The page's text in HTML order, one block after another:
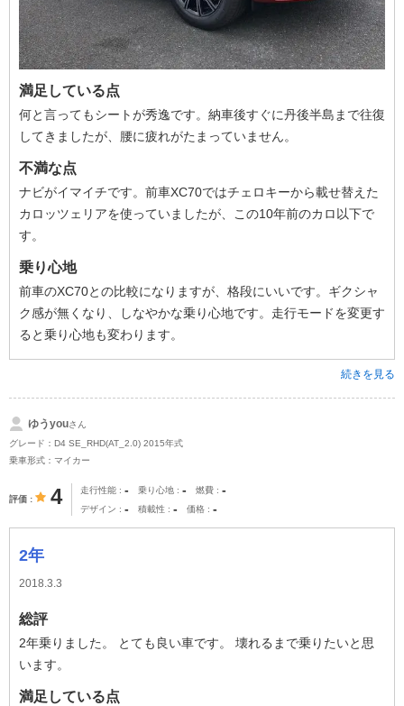
満足している点
何と言ってもシートが秀逸です。納車後すぐに丹後半島まで往復
してきましたが、腰に疲れがたまっていません。
不満な点
ナビがイマイチです。前車XC70ではチェロキーから載せ替えた
カロッツェリアを使っていましたが、この10年前のカロ以下で
す。
乗り心地
前車のXC70との比較になりますが、格段にいいです。ギクシャ
ク感が無くなり、しなやかな乗り心地です。走行モードを変更す
ると乗り心地も変わります。
続きを見る
ゆうyouさん
グレード：D4 SE_RHD(AT_2.0) 2015年式
乗車形式：マイカー
評価 4 走行性能 - 乗り心地 - 燃費 -
デザイン - 積載性 - 価格 -
2年
2018.3.3
総評
2年乗りました。 とても良い車です。 壊れるまで乗りたいと思
います。
満足している点